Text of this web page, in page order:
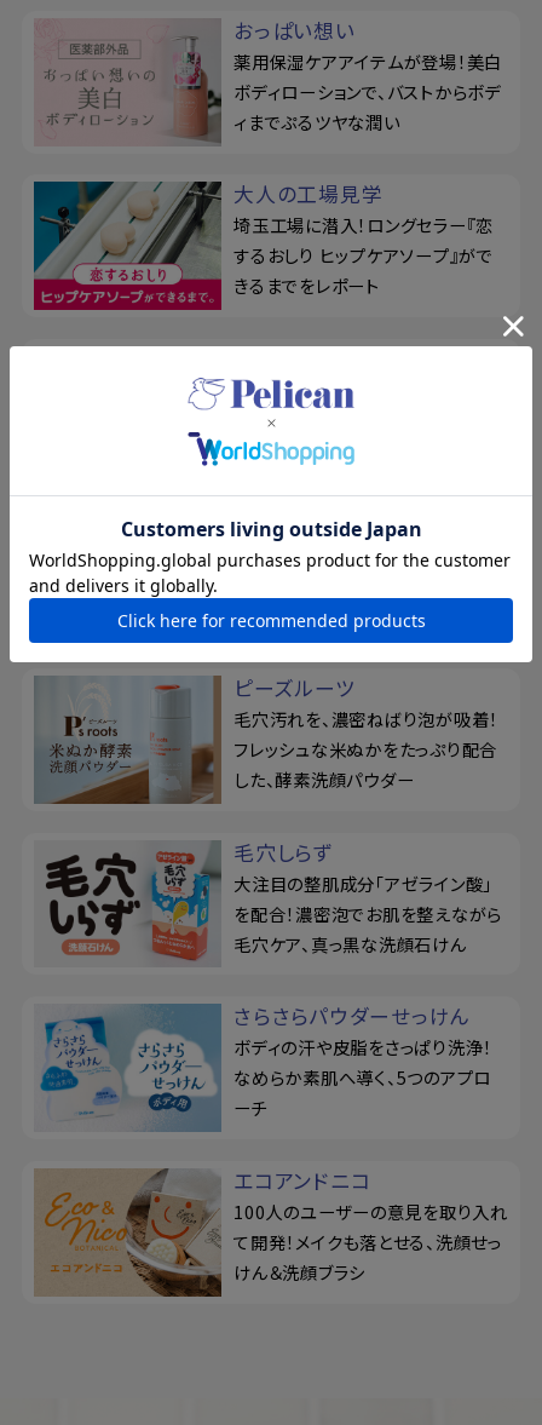
おっぱい想い
薬用保湿ケアアイテムが登場！美白
ボディローションで、バストからボデ
ィまでぷるツヤな潤い
大人の工場見学
埼玉工場に潜入！ロングセラー『恋
するおしり ヒップケアソープ』がで
きるまでをレポート
リニューアル！泥せっけんで毛穴の
悩みを徹底ケア。シルク玉とせっけ
ん置きの3点セット
For Back
薬用せっけん＆ジェルミストでくり返
背中を集中ケア
ピーズルーツ
毛穴汚れを、濃密ねばり泡が吸着！
フレッシュな米ぬかをたっぷり配合
した、酵素洗顔パウダー
毛穴しらず
大注目の整肌成分「アゼライン酸」
を配合！濃密泡でお肌を整えながら
毛穴ケア、真っ黒な洗顔石けん
さらさらパウダーせっけん
ボディの汗や皮脂をさっぱり洗浄！
なめらか素肌へ導く、5つのアプロ
ーチ
エコアンドニコ
100人のユーザーの意見を取り入れ
て開発！メイクも落とせる、洗顔せっ
けん＆洗顔ブラシ